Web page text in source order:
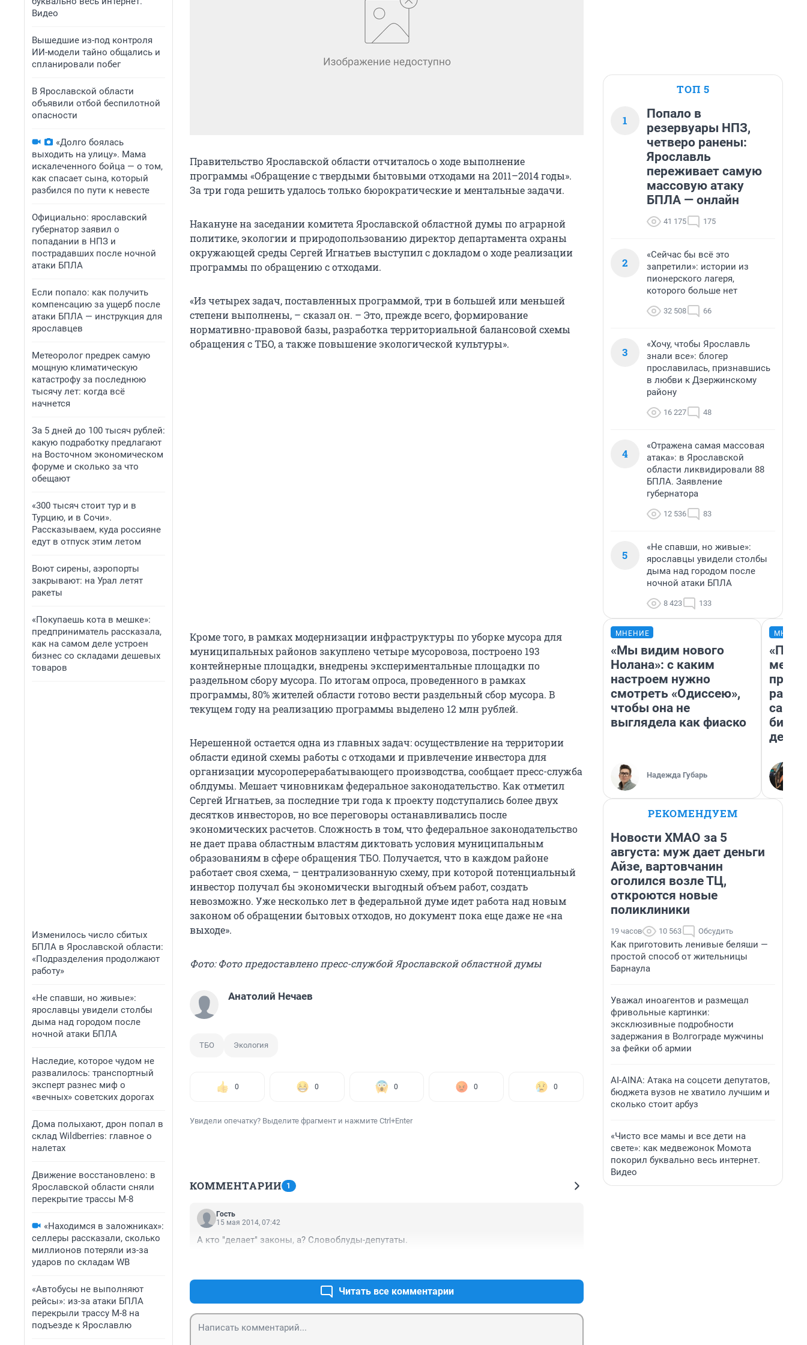
Видео
Вышедшие из-под контроля
ИИ-модели тайно общались и
спланировали побег
В Ярославской области
объявили отбой беспилотной
опасности
«Долго боялась
выходить на улицу». Мама
искалеченного бойца — о том,
как спасает сына, который
разбился по пути к невесте
Официально: ярославский
губернатор заявил о
попадании в НПЗ и
пострадавших после ночной
атаки БПЛА
Если попало: как получить
компенсацию за ущерб после
атаки БПЛА — инструкция для
ярославцев
Метеоролог предрек самую
мощную климатическую
катастрофу за последнюю
тысячу лет: когда всё
начнется
За 5 дней до 100 тысяч рублей:
какую подработку предлагают
на Восточном экономическом
форуме и сколько за что
обещают
«300 тысяч стоит тур и в
Турцию, и в Сочи».
Рассказываем, куда россияне
едут в отпуск этим летом
Воют сирены, аэропорты
закрывают: на Урал летят
ракеты
«Покупаешь кота в мешке»:
предприниматель рассказала,
как на самом деле устроен
бизнес со складами дешевых
товаров
Изменилось число сбитых
БПЛА в Ярославской области:
«Подразделения продолжают
работу»
«Не спавши, но живые»:
ярославцы увидели столбы
дыма над городом после
ночной атаки БПЛА
Наследие, которое чудом не
развалилось: транспортный
эксперт разнес миф о
«вечных» советских дорогах
Дома полыхают, дрон попал в
склад Wildberries: главное о
налетах
Движение восстановлено: в
Ярославской области сняли
перекрытие трассы М-8
«Находимся в заложниках»:
селлеры рассказали, сколько
миллионов потеряли из-за
ударов по складам WB
«Автобусы не выполняют
рейсы»: из-за атаки БПЛА
перекрыли трассу М-8 на
подъезде к Ярославлю
Правительство Ярославской области отчиталось о ходе выполнение
программы «Обращение с твердыми бытовыми отходами на 2011–2014 годы».
За три года решить удалось только бюрократические и ментальные задачи.
Накануне на заседании комитета Ярославской областной думы по аграрной
политике, экологии и природопользованию директор департамента охраны
окружающей среды Сергей Игнатьев выступил с докладом о ходе реализации
программы по обращению с отходами.
«Из четырех задач, поставленных программой, три в большей или меньшей
степени выполнены, – сказал он. – Это, прежде всего, формирование
нормативно-правовой базы, разработка территориальной балансовой схемы
обращения с ТБО, а также повышение экологической культуры».
Кроме того, в рамках модернизации инфраструктуры по уборке мусора для
муниципальных районов закуплено четыре мусоровоза, построено 193
контейнерные площадки, внедрены экспериментальные площадки по
раздельном сбору мусора. По итогам опроса, проведенного в рамках
программы, 80% жителей области готово вести раздельный сбор мусора. В
текущем году на реализацию программы выделено 12 млн рублей.
Нерешенной остается одна из главных задач: осуществление на территории
области единой схемы работы с отходами и привлечение инвестора для
организации мусороперерабатывающего производства, сообщает пресс-служба
облдумы. Мешает чиновникам федеральное законодательство. Как отметил
Сергей Игнатьев, за последние три года к проекту подступались более двух
десятков инвесторов, но все переговоры останавливались после
экономических расчетов. Сложность в том, что федеральное законодательство
не дает права областным властям диктовать условия муниципальным
образованиям в сфере обращения ТБО. Получается, что в каждом районе
работает своя схема, – централизованную схему, при которой потенциальный
инвестор получал бы экономически выгодный объем работ, создать
невозможно. Уже несколько лет в федеральной думе идет работа над новым
законом об обращении бытовых отходов, но документ пока еще даже не «на
выходе».
Фото: Фото предоставлено пресс-службой Ярославской областной думы
Анатолий Нечаев
ТБО Экология
0 0 0 0 0
Увидели опечатку? Выделите фрагмент и нажмите Ctrl+Enter
КОММЕНТАРИИ 1
Гость
15 мая 2014, 07:42
А кто "делает" законы, а? Словоблуды-депутаты.
Читать все комментарии
ТОП 5
1
Попало в
резервуары НПЗ,
четверо ранены:
Ярославль
переживает самую
массовую атаку
БПЛА — онлайн
41 175 175
2
«Сейчас бы всё это
запретили»: истории из
пионерского лагеря,
которого больше нет
32 508 66
3
«Хочу, чтобы Ярославль
знали все»: блогер
прославилась, признавшись
в любви к Дзержинскому
району
16 227 48
4
«Отражена самая массовая
атака»: в Ярославской
области ликвидировали 88
БПЛА. Заявление
губернатора
12 536 83
5
«Не спавши, но живые»:
ярославцы увидели столбы
дыма над городом после
ночной атаки БПЛА
8 423 133
МНЕНИЕ
«Мы видим нового
Нолана»: с каким
настроем нужно
смотреть «Одиссею»,
чтобы она не
выглядела как фиаско
Надежда Губарь
РЕКОМЕНДУЕМ
Новости ХМАО за 5
августа: муж дает деньги
Айзе, вартовчанин
оголился возле ТЦ,
откроются новые
поликлиники
19 часов 10 563 Обсудить
Как приготовить ленивые беляши —
простой способ от жительницы
Барнаула
Уважал иноагентов и размещал
фривольные картинки:
эксклюзивные подробности
задержания в Волгограде мужчины
за фейки об армии
AI-AINA: Атака на соцсети депутатов,
бюджета вузов не хватило лучшим и
сколько стоит арбуз
«Чисто все мамы и все дети на
свете»: как медвежонок Момота
покорил буквально весь интернет.
Видео